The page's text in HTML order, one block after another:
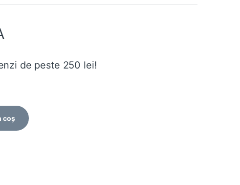
de peste 250 lei!
coș